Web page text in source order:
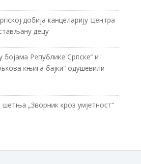
добија канцеларију Центра
децу
Републике Српске“ и
књига бајки“ одушевили
„Зворник кроз умјетност“